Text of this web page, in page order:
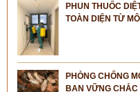
PHUN THUỐC
TOÀN DIỆN TỪ
PHÒNG CHỐNG
BẠN VỮNG CHẮC